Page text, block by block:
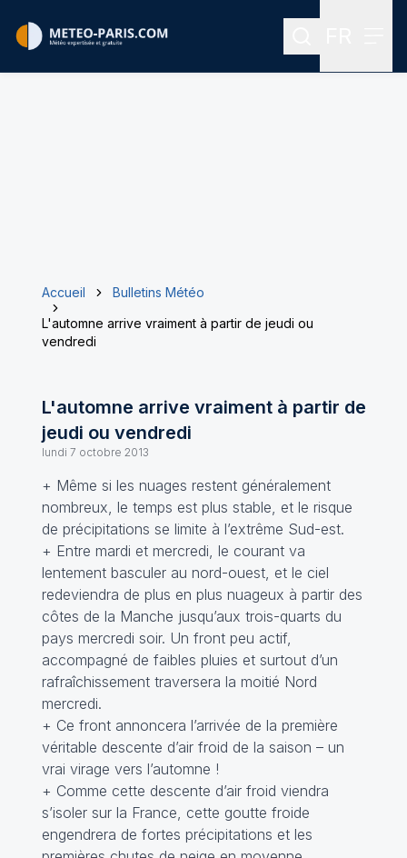
Rechercher
Accueil
Bulletins Météo
L'automne arrive vraiment à partir de jeudi ou
vendredi
L'automne arrive vraiment à partir de
jeudi ou vendredi
lundi 7 octobre 2013
+ Même si les nuages restent généralement
nombreux, le temps est plus stable, et le risque
de précipitations se limite à l’extrême Sud-est.
+ Entre mardi et mercredi, le courant va
lentement basculer au nord-ouest, et le ciel
redeviendra de plus en plus nuageux à partir des
côtes de la Manche jusqu’aux trois-quarts du
pays mercredi soir. Un front peu actif,
accompagné de faibles pluies et surtout d’un
rafraîchissement traversera la moitié Nord
mercredi.
+ Ce front annoncera l’arrivée de la première
véritable descente d’air froid de la saison – un
vrai virage vers l’automne !
+ Comme cette descente d’air froid viendra
s’isoler sur la France, cette goutte froide
engendrera de fortes précipitations et les